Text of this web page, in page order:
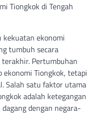
Tiongkok di Tengah
kekuatan ekonomi
tumbuh secara
Pertumbuhan
Tiongkok, tetapi
Salah satu faktor utama
adalah ketegangan
dengan negara-